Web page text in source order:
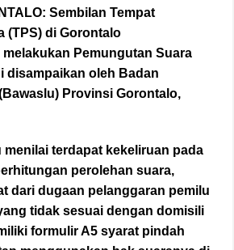
Sembilan Tempat
(TPS) di Gorontalo
Pemungutan Suara
disampaikan oleh Badan
Provinsi Gorontalo,
menilai terdapat kekeliruan pada
perolehan suara,
dari dugaan pelanggaran pemilu
tidak sesuai dengan domisili
formulir A5 syarat pindah